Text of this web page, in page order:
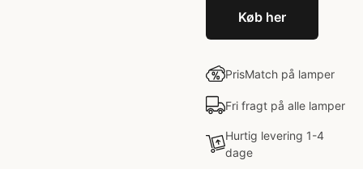
Køb her
PrisMatch på lamper
Fri fragt på alle lamper
Hurtig levering 1-4
dage